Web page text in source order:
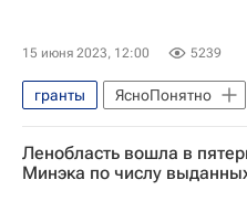
Развитие
Спецпроекты
15 июня 2023, 12:00 5239
гранты
ЯсноПонятно
Ксения Разуваева
Ленобласть вошла в
Минэка по числу